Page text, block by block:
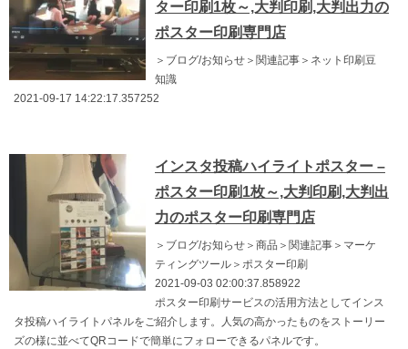
ター印刷1枚～,大判印刷,大判出力の
ポスター印刷専門店
＞ブログ/お知らせ＞関連記事＞ネット印刷豆
知識
2021-09-17 14:22:17.357252
インスタ投稿ハイライトポスター –
ポスター印刷1枚～,大判印刷,大判出
力のポスター印刷専門店
＞ブログ/お知らせ＞商品＞関連記事＞マーケ
ティングツール＞ポスター印刷
2021-09-03 02:00:37.858922
ポスター印刷サービスの活用方法としてインス
タ投稿ハイライトパネルをご紹介します。人気の高かったものをストーリー
ズの様に並べてQRコードで簡単にフォローできるパネルです。